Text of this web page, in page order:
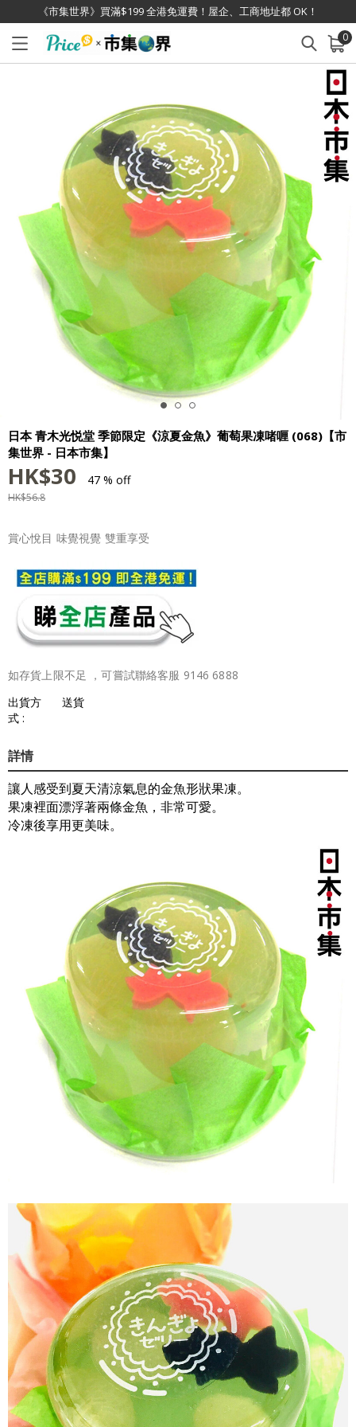
《市集世界》買滿$199 全港免運費！屋企、工商地址都 OK！
0
已加入購物車 查看
日本 青木光悦堂 季節限定《涼夏金魚》葡萄果凍啫喱 (068)【市
集世界 - 日本市集】
HK$30 47 % off
HK$56.8
賞心悅目 味覺視覺 雙重享受
如存貨上限不足 ，可嘗試聯絡客服 9146 6888
出貨方
式 :
送貨
詳情
讓人感受到夏天清涼氣息的金魚形狀果凍。
果凍裡面漂浮著兩條金魚，非常可愛。
冷凍後享用更美味。